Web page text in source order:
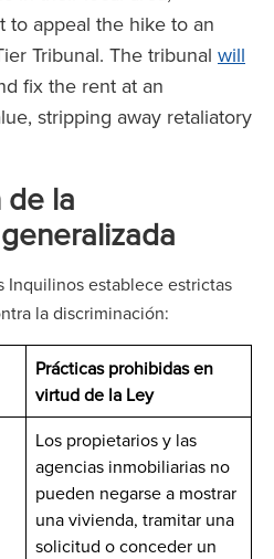
to appeal the hike to an
Tribunal. The tribunal will
fix the rent at an
stripping away retaliatory
de la
Inquilinos establece estrictas
la discriminación:
Prácticas prohibidas en
virtud de la Ley
Los propietarios y las
agencias inmobiliarias no
pueden negarse a mostrar
una vivienda, tramitar una
solicitud o conceder un